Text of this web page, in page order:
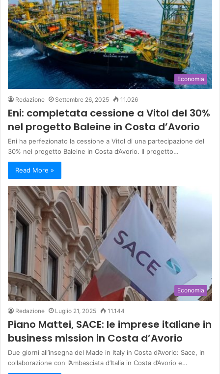
Economia
Redazione Settembre 26, 2025 11.026
Eni: completata cessione a Vitol del 30%
nel progetto Baleine in Costa d’Avorio
Eni ha perfezionato la cessione a Vitol di una partecipazione del
30% nel progetto Baleine in Costa d’Avorio. Il progetto…
Read More »
Economia
Redazione Luglio 21, 2025 11.144
Piano Mattei, SACE: le imprese italiane in
business mission in Costa d’Avorio
Due giorni all’insegna del Made in Italy in Costa d’Avorio: Sace, in
collaborazione con l’Ambasciata d’Italia in Costa d’Avorio e…